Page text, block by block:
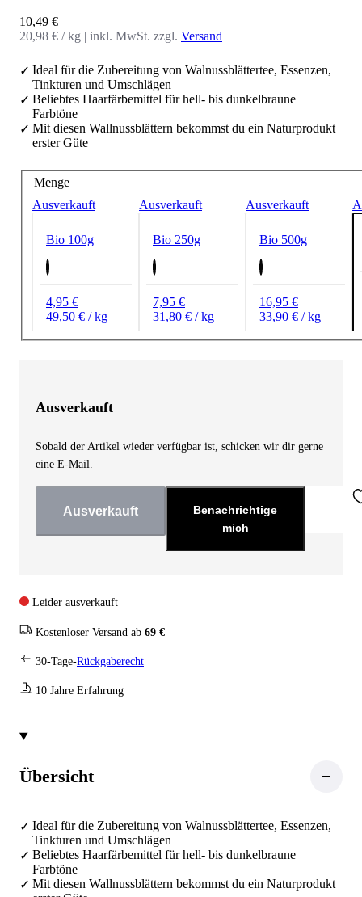
Angebot
10,49 €
20,98 € / kg | inkl. MwSt. zzgl. Versand
Ideal für die Zubereitung von Walnussblättertee, Essenzen,
Tinkturen und Umschlägen
Beliebtes Haarfärbemittel für hell- bis dunkelbraune
Farbtöne
Mit diesen Wallnussblättern bekommst du ein Naturprodukt
erster Güte
Menge
Ausverkauft
Bio 100g
4,95 €
49,50 € / kg
Ausverkauft
Bio 250g
7,95 €
31,80 € / kg
Ausverkauft
Bio 500g
16,95 €
33,90 € / kg
Ausverkauft
Sobald der Artikel wieder verfügbar ist, schicken wir dir gerne
eine E-Mail.
Ausverkauft
Benachrichtige
mich
Leider ausverkauft
Kostenloser Versand ab 69 €
30-Tage-Rückgaberecht
10 Jahre Erfahrung
Übersicht
Ideal für die Zubereitung von Walnussblättertee, Essenzen,
Tinkturen und Umschlägen
Beliebtes Haarfärbemittel für hell- bis dunkelbraune
Farbtöne
Mit diesen Wallnussblättern bekommst du ein Naturprodukt